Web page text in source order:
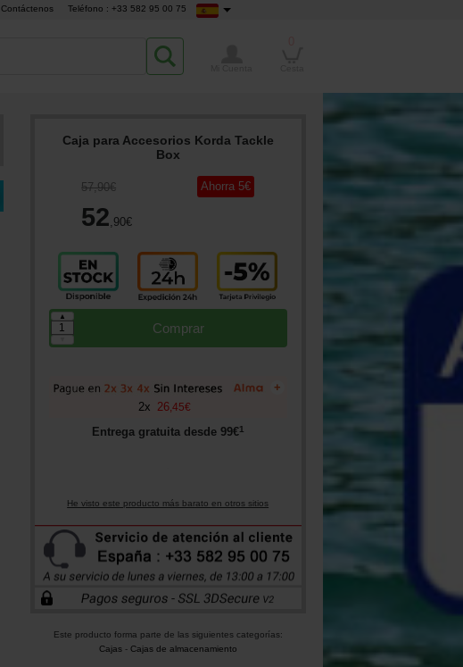
Contáctenos Teléfono : +33 582 95 00 75
Caja para Accesorios Korda Tackle
Box
57,90€
52,90€
Ahorra 5€
Comprar
▲
+
2x 26 ,45€
Entrega gratuita desde 99€1
He visto este producto más barato en otros sitios
Este producto forma parte de las siguientes categorías:
Cajas- Cajas de almacenamiento